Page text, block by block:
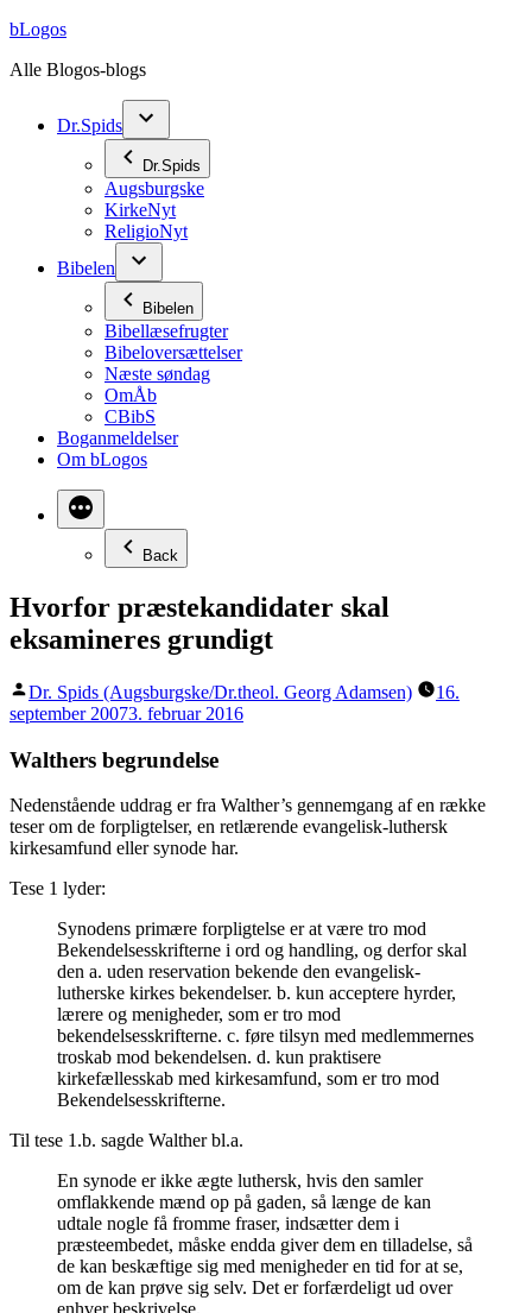
Videre
indhold
bLogos
Alle Blogos-blogs
Dr.Spids
Dr.Spids
Augsburgske
KirkeNyt
ReligioNyt
Bibelen
Bibelen
Bibellæsefrugter
Bibeloversættelser
Næste søndag
OmÅb
CBibS
Boganmeldelser
Om bLogos
Back
Hvorfor præstekandidater skal
eksamineres grundigt
Posted
by
Dr. Spids (Augsburgske/Dr.theol. Georg Adamsen)
16.
september 20073. februar 2016
Walthers begrundelse
Nedenstående uddrag er fra Walther’s gennemgang af en række
teser om de forpligtelser, en retlærende evangelisk-luthersk
kirkesamfund eller synode har.
Tese 1 lyder:
Synodens primære forpligtelse er at være tro mod
Bekendelsesskrifterne i ord og handling, og derfor skal
den a. uden reservation bekende den evangelisk-
lutherske kirkes bekendelser. b. kun acceptere hyrder,
lærere og menigheder, som er tro mod
bekendelsesskrifterne. c. føre tilsyn med medlemmernes
troskab mod bekendelsen. d. kun praktisere
kirkefællesskab med kirkesamfund, som er tro mod
Bekendelsesskrifterne.
Til tese 1.b. sagde Walther bl.a.
En synode er ikke ægte luthersk, hvis den samler
omflakkende mænd op på gaden, så længe de kan
udtale nogle få fromme fraser, indsætter dem i
præsteembedet, måske endda giver dem en tilladelse, så
de kan beskæftige sig med menigheder en tid for at se,
om de kan prøve sig selv. Det er forfærdeligt ud over